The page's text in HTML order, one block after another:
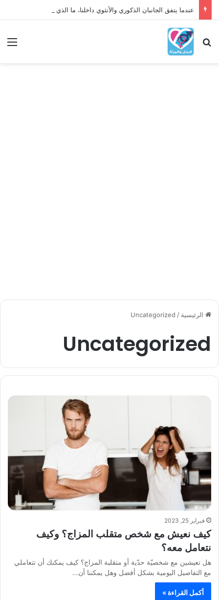
عندما يتفق الجانبان الذكوري والأنثوي داخلنا، ما الذي يحدث؟
بحث عن
الرئيسية /
Uncategorized
Uncategorized
فبراير 25, 2023
كيف نعيش مع شخص متقلب المزاج؟ وكيف
نتعامل معه؟
هل تعيشين مع شخصيّة حدّية أو متقلبة المزاج؟ كيف يمكنك أن تتعاملي
مع التفاصيل اليومية بشكل أفضل وهل يمكننا أن…
أكمل القراءة »